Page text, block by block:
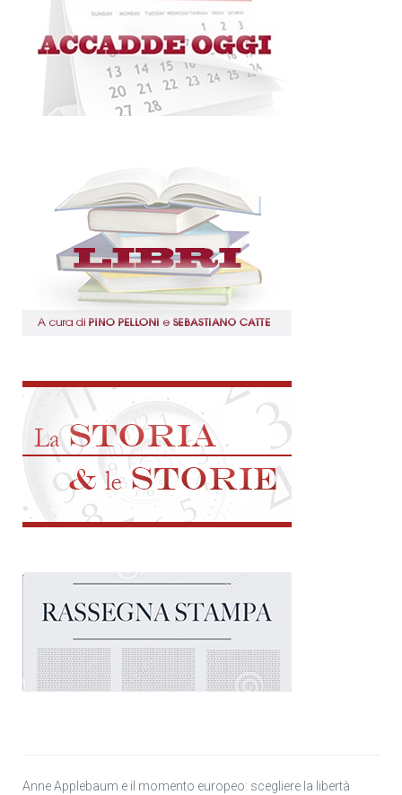
Anne Applebaum e il momento europeo: scegliere la libertà